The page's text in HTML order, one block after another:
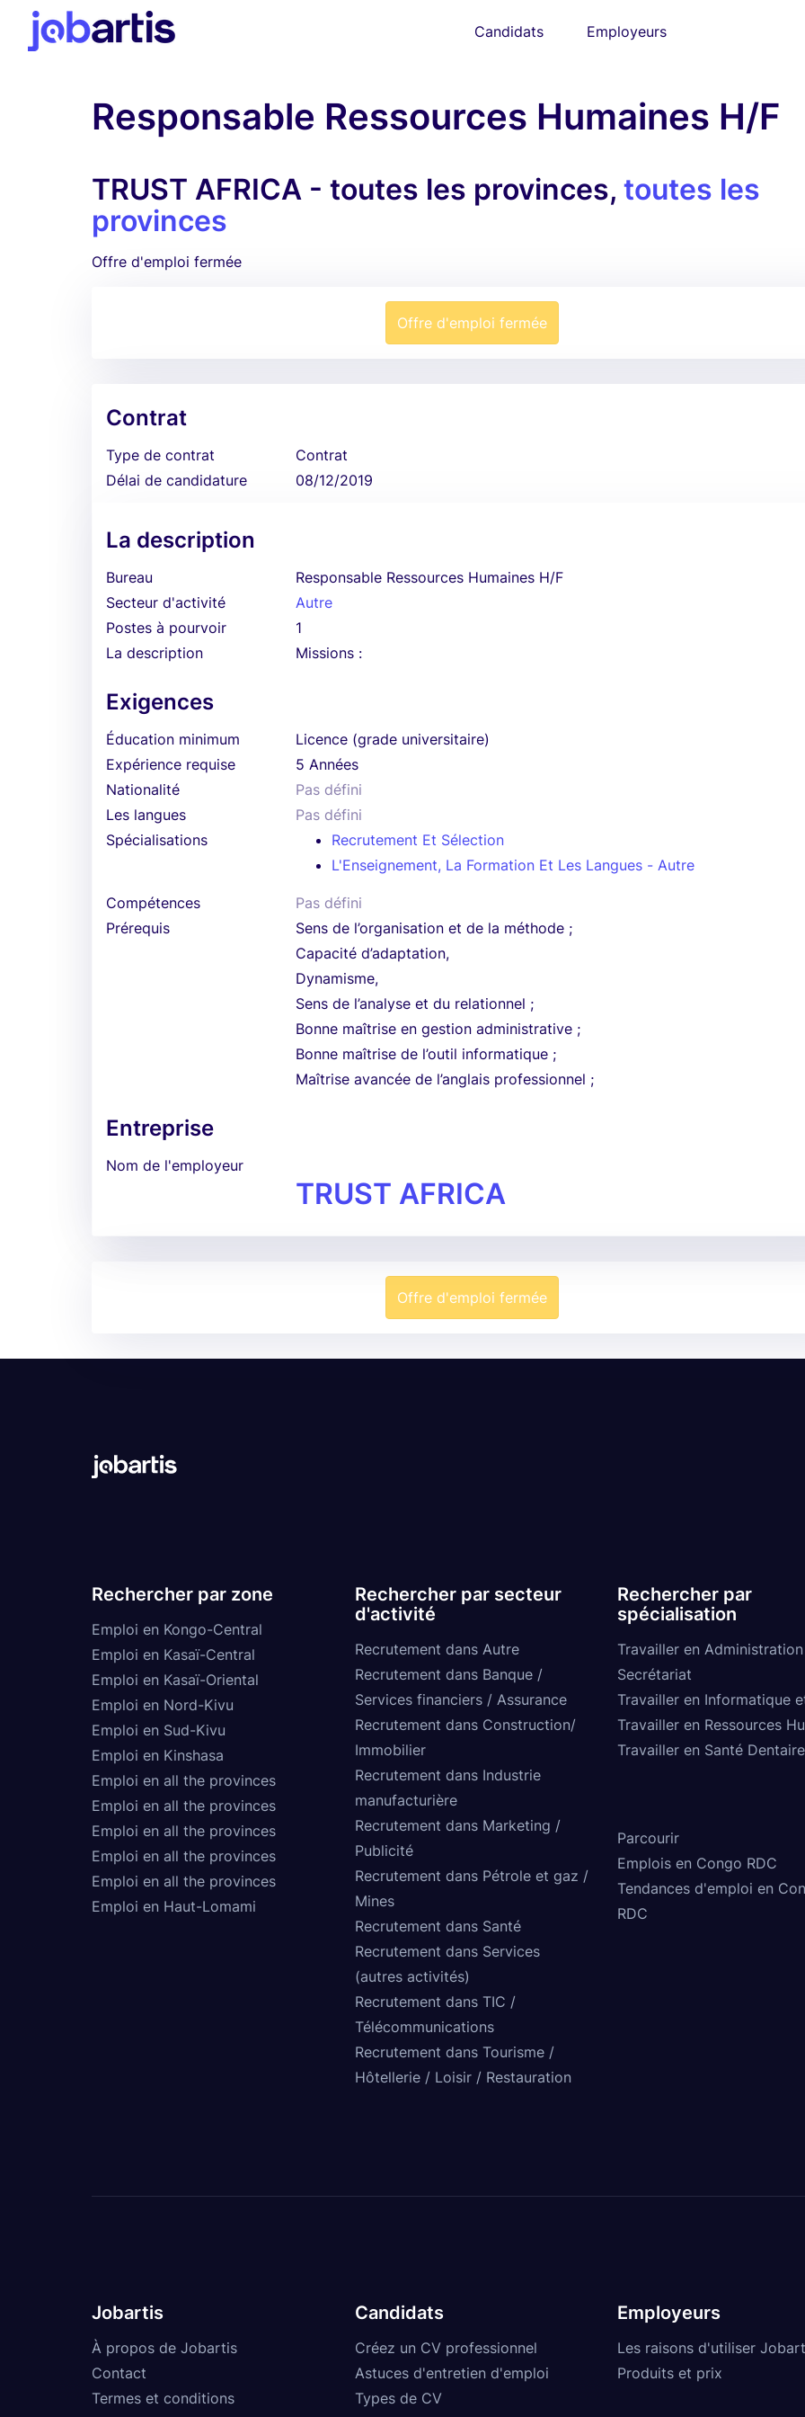
Candidats Employeurs
Responsable Ressources Humaines H/F
TRUST AFRICA - toutes les provinces, toutes les
provinces
Offre d'emploi fermée
Offre d'emploi fermée
Contrat
Type de contrat
Contrat
Délai de candidature
08/12/2019
La description
Bureau
Responsable Ressources Humaines H/F
Secteur d'activité
Autre
Postes à pourvoir
1
La description
Missions :
Exigences
Éducation minimum
Licence (grade universitaire)
Expérience requise
5 Années
Nationalité
Pas défini
Les langues
Pas défini
Spécialisations
Recrutement Et Sélection
L'Enseignement, La Formation Et Les Langues - Autre
Compétences
Pas défini
Prérequis
Sens de l’organisation et de la méthode ;
Capacité d’adaptation,
Dynamisme,
Sens de l’analyse et du relationnel ;
Bonne maîtrise en gestion administrative ;
Bonne maîtrise de l’outil informatique ;
Maîtrise avancée de l’anglais professionnel ;
Entreprise
Nom de l'employeur
TRUST AFRICA
Offre d'emploi fermée
Rechercher par zone
Emploi en Kongo-Central
Emploi en Kasaï-Central
Emploi en Kasaï-Oriental
Emploi en Nord-Kivu
Emploi en Sud-Kivu
Emploi en Kinshasa
Emploi en all the provinces
Emploi en all the provinces
Emploi en all the provinces
Emploi en all the provinces
Emploi en all the provinces
Emploi en Haut-Lomami
Rechercher par secteur
d'activité
Recrutement dans Autre
Recrutement dans Banque /
Services financiers / Assurance
Recrutement dans Construction/
Immobilier
Recrutement dans Industrie
manufacturière
Recrutement dans Marketing /
Publicité
Recrutement dans Pétrole et gaz /
Mines
Recrutement dans Santé
Recrutement dans Services
(autres activités)
Recrutement dans TIC /
Télécommunications
Recrutement dans Tourisme /
Hôtellerie / Loisir / Restauration
Rechercher par
spécialisation
Travailler en
Secrétariat
Travailler en Informatique
Travailler en Ressources
Travailler en Santé Dentaire
Parcourir
Emplois en Congo RDC
Tendances d'emploi en
RDC
Jobartis
À propos de Jobartis
Contact
Termes et conditions
Candidats
Créez un CV professionnel
Astuces d'entretien d'emploi
Types de CV
Employeurs
Les raisons d'utiliser
Produits et prix